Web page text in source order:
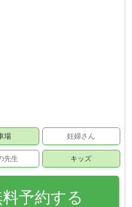
場 妊婦さん
先生 キッズ
予約する